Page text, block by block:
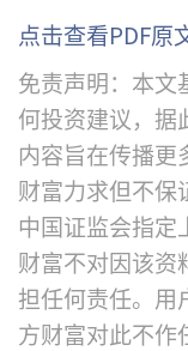
点击查看PDF原
免责声明：本文
何投资建议，据
内容旨在传播更
财富力求但不保
中国证监会指定
财富不对因该资
担任何责任。用
方财富对此不作